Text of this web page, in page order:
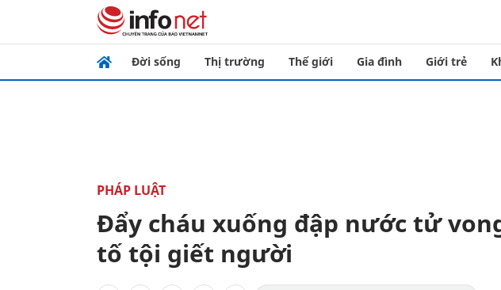
Đời sống Thị trường Thế giới Gia đình Giới trẻ
PHÁP LUẬT
Đẩy cháu xuống đập nước tử
tố tội giết người